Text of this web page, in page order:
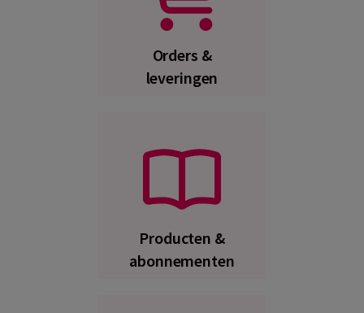
Orders &
leveringen
Producten &
abonnementen